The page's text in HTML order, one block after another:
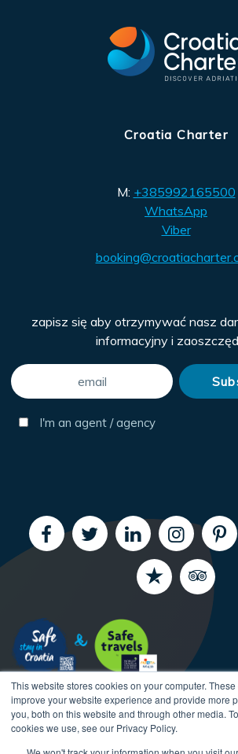
This website stores cookies on your computer.
improve your website experience and provide more
you, both on this website and through other media.
cookies we use, see our Privacy Policy.
Croatia Charter
M: +385992165500
WhatsApp
Viber
zapisz się aby otrzymywać nasz
informacyjny i
I'm an agent / agency